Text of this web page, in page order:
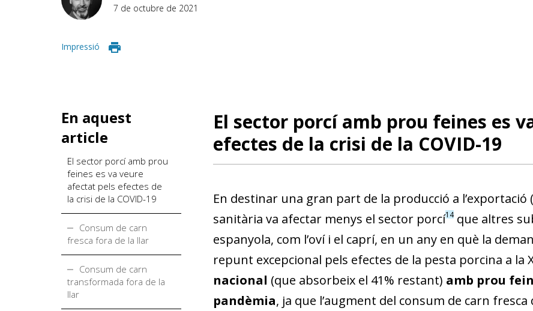
7 de octubre de 2021
Impressió
En aquest
article
El sector porcí amb prou
feines es va veure
afectat pels efectes de
la crisi de la COVID-19
Consum de carn
fresca fora de la llar
Consum de carn
transformada fora de la
llar
El sector porcí amb prou feines es
efectes de la crisi de la COVID-19
En destinar una gran part de la producció a l’exportació
sanitària va afectar menys el sector porcí14que altres
espanyola, com l’oví i el caprí, en un any en què la
repunt excepcional pels efectes de la pesta porcina a la
nacional (que absorbeix el 41% restant) amb prou
pandèmia, ja que l’augment del consum de carn fresca